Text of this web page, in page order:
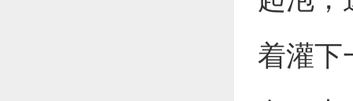
着灌下